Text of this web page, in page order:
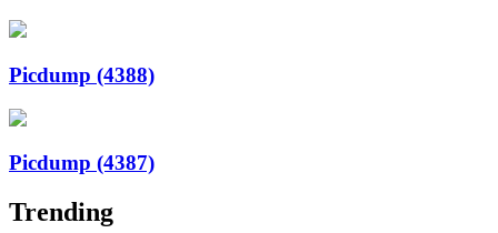
Picdump (4388)
Picdump (4387)
Trending